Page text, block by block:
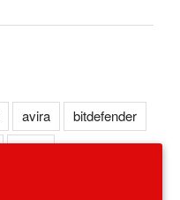
avira
bitdefender
flash